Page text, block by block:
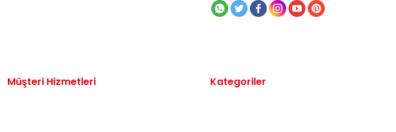
Müşteri Hizmetleri Kategoriler